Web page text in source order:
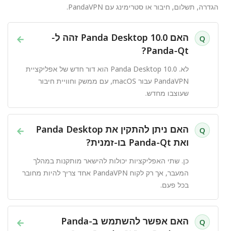
הגדרה, תשלום, חיבור או סטרימינג עם PandaVPN.
Q
→
האם Panda Desktop 10.0 זהה ל-
Panda-Qt?
לא. Panda Desktop 10.0 הוא דור חדש של אפליקציית
PandaVPN עבור macOS, עם ממשק וחוויית חיבור
שעוצבו מחדש.
Q
→
האם ניתן להתקין את Panda Desktop
ואת Panda-Qt בו-זמנית?
כן. שתי האפליקציות יכולות להישאר מותקנות במהלך
המעבר, אך רק לקוח PandaVPN אחד צריך להיות מחובר
בכל פעם.
Q
→
האם אפשר להשתמש ב-Panda